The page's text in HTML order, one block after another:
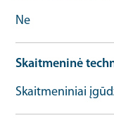
Ne
Skaitmeninė
Skaitmeniniai